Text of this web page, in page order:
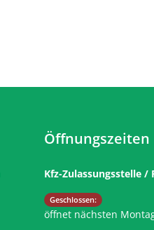
Öffnungszeiten
Kfz-Zulassungsstelle /
Klicken, um weitere
Geschlossen:
öffnet nächsten